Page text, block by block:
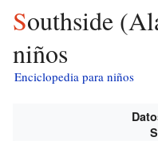
Southside (Alabama) para
niños
Enciclopedia para niños